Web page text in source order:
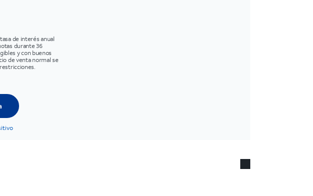
de interés anual
durante 36
y con buenos
de venta normal se